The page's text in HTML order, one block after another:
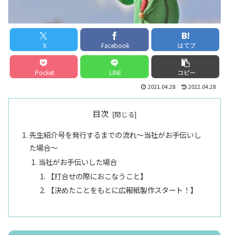
X Facebook はてブ
Pocket LINE コピー
2021.04.28 2022.04.28
目次
先生紹介号を発行するまでの流れ～当社がお手伝いし
た場合～
当社がお手伝いした場合
【打合せの際におこなうこと】
【決めたことをもとに広報紙製作スタート！】